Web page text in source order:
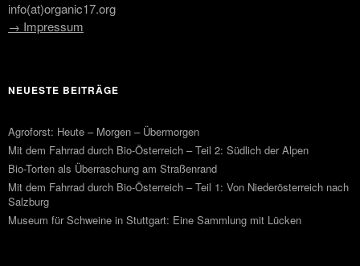
info(at)organic17.org
→ Impressum
NEUESTE BEITRÄGE
Agroforst: Heute – Morgen – Übermorgen
Mit dem Fahrrad durch Bio-Österreich – Teil 2: Südlich der Alpen
Bio-Torten als Überraschung am Straßenrand
Mit dem Fahrrad durch Bio-Österreich – Teil 1: Von Niederösterreich nach
Salzburg
Museum für Schweine in Stuttgart: Eine Sammlung mit Lücken